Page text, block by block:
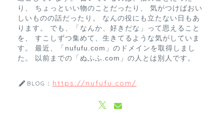
り、 ちょっといい物のことだったり、 気がつけばおい
しいものの話だったり。 なんの役にも立たない日もあ
ります。 でも、「なんか、好きだな」って思えること
を、 すこしずつ集めて、生きてるような気がしていま
す。 最近、「nufufu.com」のドメインを取得しまし
た。 以前までの「ぬふふ.com」の人とは別人です。
BLOG： https://nufufu.com/